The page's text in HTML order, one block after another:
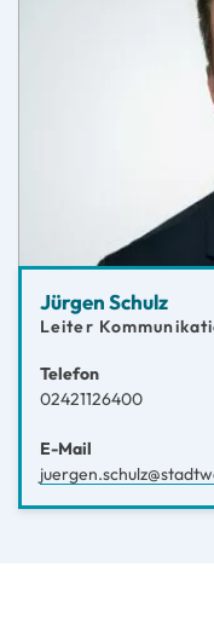
Jürgen Schulz
Leiter
Telefon
02421126400
E-Mail